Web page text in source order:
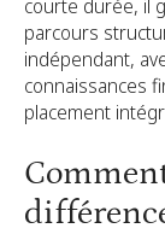
courte durée, il
parcours
indépendant,
connaissances
placement